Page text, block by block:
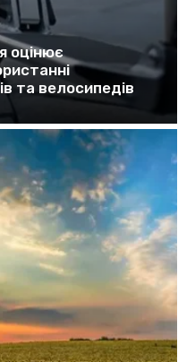
оцінює
та велосипедів